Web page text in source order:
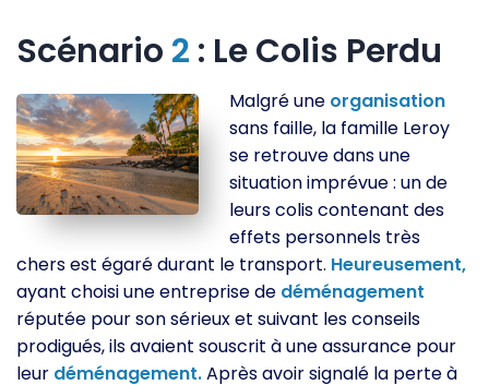
Scénario 2 : Le Colis Perdu
Malgré une organisation
sans faille, la famille Leroy
se retrouve dans une
situation imprévue : un de
leurs colis contenant des
effets personnels très
chers est égaré durant le transport. Heureusement,
ayant choisi une entreprise de déménagement
réputée pour son sérieux et suivant les conseils
prodigués, ils avaient souscrit à une assurance pour
leur déménagement.Après avoir signalé la perte à